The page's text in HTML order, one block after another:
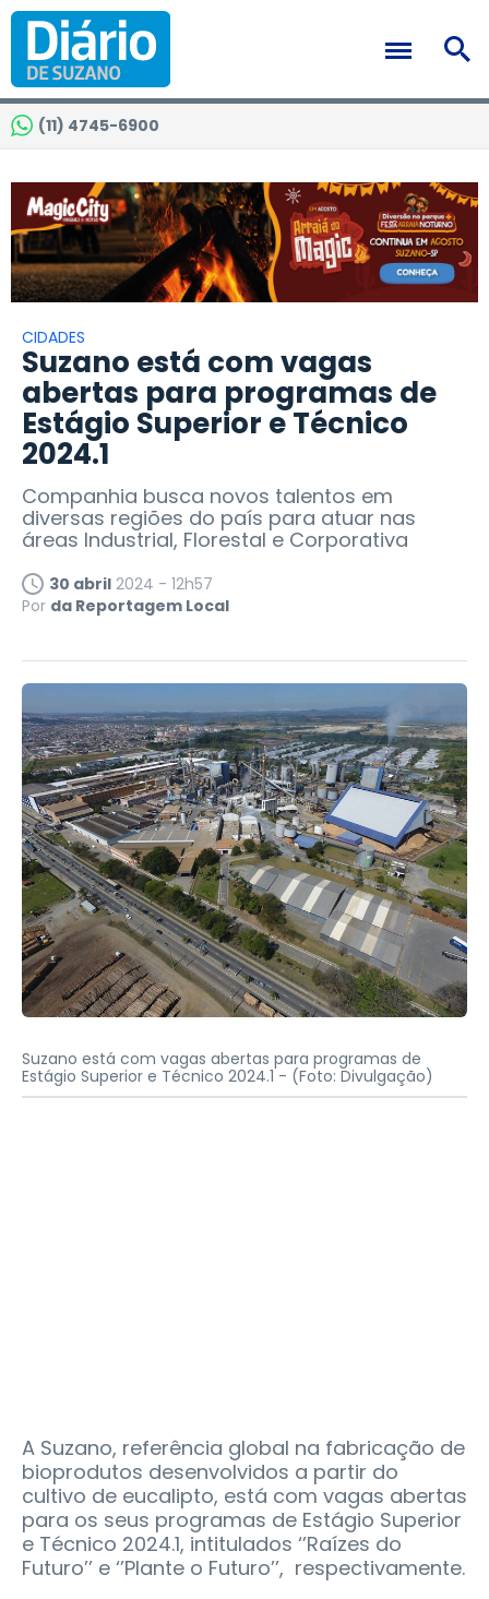
(11) 4745-6900
CIDADES
Suzano está com vagas
abertas para programas de
Estágio Superior e Técnico
2024.1
Companhia busca novos talentos em
diversas regiões do país para atuar nas
áreas Industrial, Florestal e Corporativa
30 abril 2024 - 12h57
Por da Reportagem Local
Suzano está com vagas abertas para programas de
Estágio Superior e Técnico 2024.1 - (Foto: Divulgação)
A Suzano, referência global na fabricação de
bioprodutos desenvolvidos a partir do
cultivo de eucalipto, está com vagas abertas
para os seus programas de Estágio Superior
e Técnico 2024.1, intitulados ‘’Raízes do
Futuro’’ e ‘’Plante o Futuro’’, respectivamente.